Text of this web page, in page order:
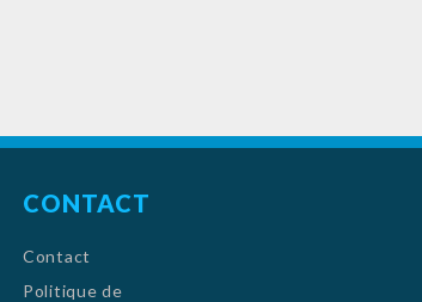
CONTACT
Contact
Politique de